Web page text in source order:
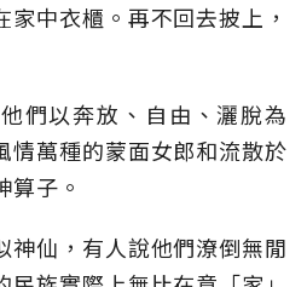
中衣櫃。再不回去披上，
們以奔放、自由、灑脫為
情萬種的蒙面女郎和流散於
算子。
神仙，有人說他們潦倒無閒